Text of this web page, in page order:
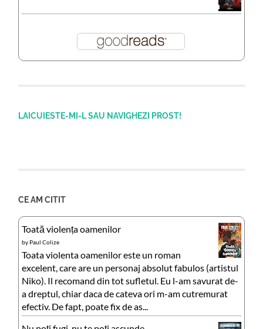
LAICUIESTE-MI-L SAU NAVIGHEZI PROST!
CE AM CITIT
Toată violența oamenilor
by Paul Colize
Toata violenta oamenilor este un roman
excelent, care are un personaj absolut fabulos (artistul
Niko). Il recomand din tot sufletul. Eu l-am savurat de-
a dreptul, chiar daca de cateva ori m-am cutremurat
efectiv. De fapt, poate fix de as...